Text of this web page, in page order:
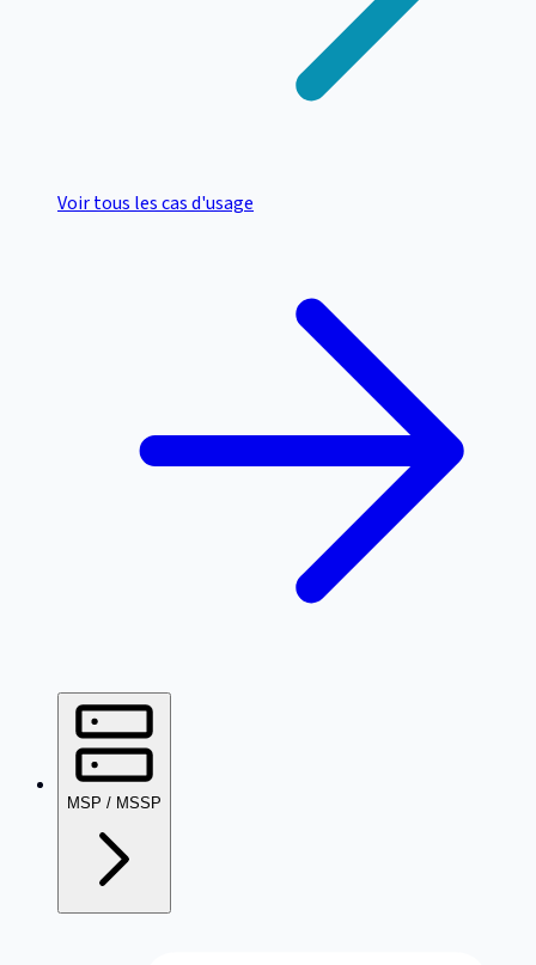
Voir tous les cas d'usage
MSP / MSSP